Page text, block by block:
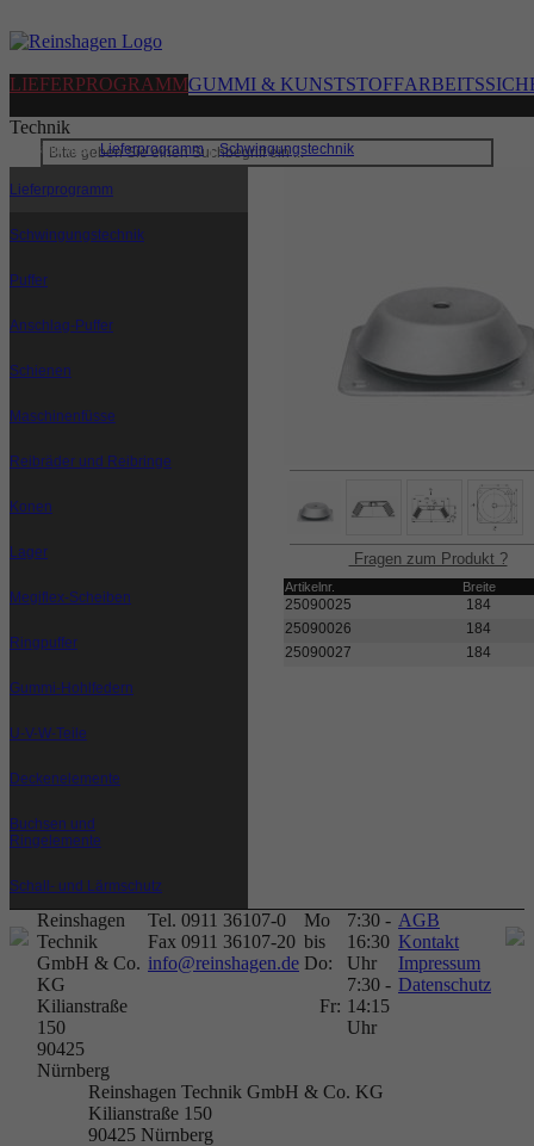
LIEFERPROGRAMMGUMMI & KUNSTSTOFF
Technik
Sie sind hier: Lieferprogramm | Schwingungstechnik
Lieferprogramm
Schwingungstechnik
Puffer
Anschlag-Puffer
Schienen
Maschinenfüsse
Reibräder und Reibringe
Konen
Lager
Megiflex-Scheiben
Ringpuffer
Gummi-Hohlfedern
U-V-W-Teile
Deckenelemente
Buchsen und
Ringelemente
Schall- und Lärmschutz
Fragen zum Produkt ?
Artikelnr. Breite
25090025
184
25090026
184
25090027
184
Reinshagen
Technik
GmbH & Co.
KG
Kilianstraße
150
90425
Nürnberg
Tel. 0911 36107-0
Fax 0911 36107-20
info@reinshagen.de
Mo
bis
Do:
7:30 -
16:30
Uhr
Fr:
7:30 -
14:15
Uhr
AGB
Kontakt
Impressum
Datenschutz
Reinshagen Technik GmbH & Co. KG
Kilianstraße 150
90425 Nürnberg